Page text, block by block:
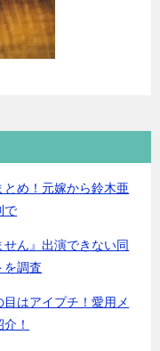
め！元嫁から鈴木亜
で
せん』出演できない同
を調査
目はアイプチ！愛用メ
！